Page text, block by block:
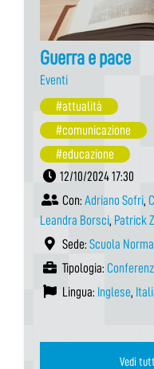
Guerra e pace
Eventi
#attualità
#comunicazione
#educazione
12/10/2024 17:30
Con: Adriano Sofri,
Leandra Borsci, Patrick
Sede: Scuola
Tipologia:
Lingua: Inglese,
Vedi